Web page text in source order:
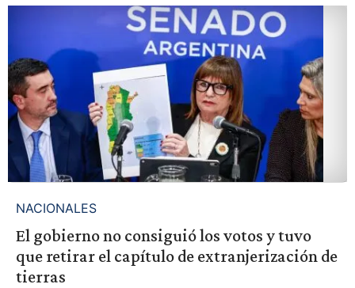
NACIONALES
El gobierno no consiguió los votos y tuvo
que retirar el capítulo de extranjerización de
tierras